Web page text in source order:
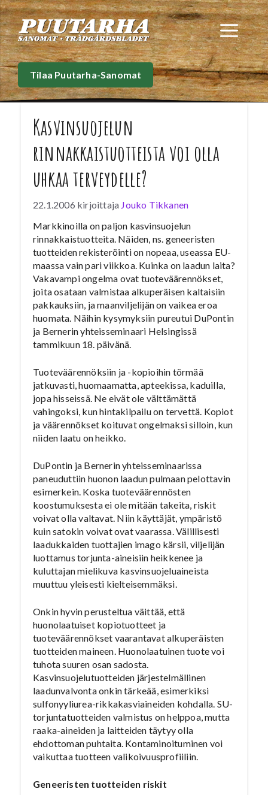
Siirry
sisältöön
Tilaa Puutarha-Sanomat
Kasvinsuojelun
rinnakkaistuotteista voi olla
uhkaa terveydelle?
22.1.2006 kirjoittaja Jouko Tikkanen
Markkinoilla on paljon kasvinsuojelun
rinnakkaistuotteita. Näiden, ns. geneeristen
tuotteiden rekisteröinti on nopeaa, useassa EU-
maassa vain pari viikkoa. Kuinka on laadun laita?
Vakavampi ongelma ovat tuoteväärennökset,
joita osataan valmistaa alkuperäisen kaltaisiin
pakkauksiin, ja maanviljelijän on vaikea eroa
huomata. Näihin kysymyksiin pureutui DuPontin
ja Bernerin yhteisseminaari Helsingissä
tammikuun 18. päivänä.
Tuoteväärennöksiin ja -kopioihin törmää
jatkuvasti, huomaamatta, apteekissa, kaduilla,
jopa hisseissä. Ne eivät ole välttämättä
vahingoksi, kun hintakilpailu on tervettä. Kopiot
ja väärennökset koituvat ongelmaksi silloin, kun
niiden laatu on heikko.
DuPontin ja Bernerin yhteisseminaarissa
paneuduttiin huonon laadun pulmaan pelottavin
esimerkein. Koska tuoteväärennösten
koostumuksesta ei ole mitään takeita, riskit
voivat olla valtavat. Niin käyttäjät, ympäristö
kuin satokin voivat ovat vaarassa. Välillisesti
laadukkaiden tuottajien imago kärsii, viljelijän
luottamus torjunta-aineisiin heikkenee ja
kuluttajan mielikuva kasvinsuojeluaineista
muuttuu yleisesti kielteisemmäksi.
Onkin hyvin perusteltua väittää, että
huonolaatuiset kopiotuotteet ja
tuoteväärennökset vaarantavat alkuperäisten
tuotteiden maineen. Huonolaatuinen tuote voi
tuhota suuren osan sadosta.
Kasvinsuojelutuotteiden järjestelmällinen
laadunvalvonta onkin tärkeää, esimerkiksi
sulfonyyliurea-rikkakasviaineiden kohdalla. SU-
torjuntatuotteiden valmistus on helppoa, mutta
raaka-aineiden ja laitteiden täytyy olla
ehdottoman puhtaita. Kontaminoituminen voi
vaikuttaa tuotteen valikoivuusprofiiliin.
Geneeristen tuotteiden riskit